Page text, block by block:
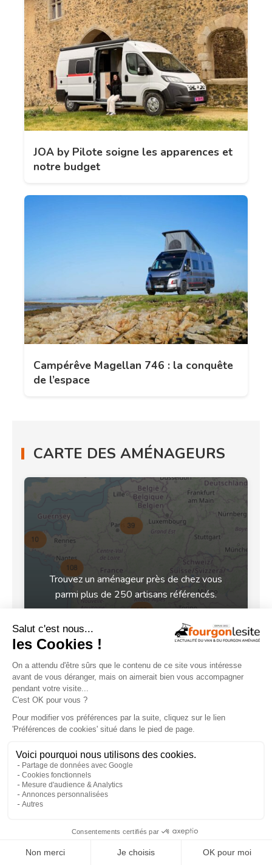
JOA by Pilote soigne les apparences et
notre budget
Campérêve Magellan 746 : la conquête
de l’espace
CARTE DES AMÉNAGEURS
Trouvez un aménageur près de chez vous
parmi plus de 250 artisans référencés.
NOS ÉVÉNEMENTS